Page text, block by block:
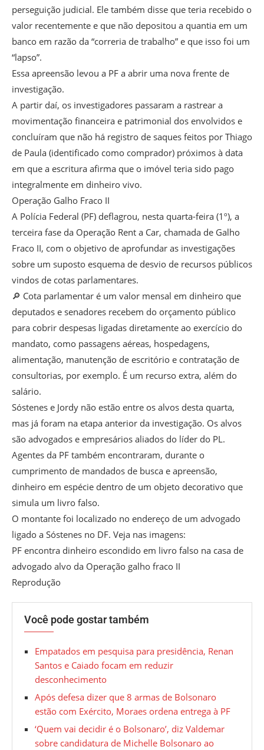
perseguição judicial. Ele também disse que teria recebido o
valor recentemente e que não depositou a quantia em um
banco em razão da “correria de trabalho” e que isso foi um
“lapso”.
Essa apreensão levou a PF a abrir uma nova frente de
investigação.
A partir daí, os investigadores passaram a rastrear a
movimentação financeira e patrimonial dos envolvidos e
concluíram que não há registro de saques feitos por Thiago
de Paula (identificado como comprador) próximos à data
em que a escritura afirma que o imóvel teria sido pago
integralmente em dinheiro vivo.
Operação Galho Fraco II
A Polícia Federal (PF) deflagrou, nesta quarta-feira (1º), a
terceira fase da Operação Rent a Car, chamada de Galho
Fraco II, com o objetivo de aprofundar as investigações
sobre um suposto esquema de desvio de recursos públicos
vindos de cotas parlamentares.
🔎 Cota parlamentar é um valor mensal em dinheiro que
deputados e senadores recebem do orçamento público
para cobrir despesas ligadas diretamente ao exercício do
mandato, como passagens aéreas, hospedagens,
alimentação, manutenção de escritório e contratação de
consultorias, por exemplo. É um recurso extra, além do
salário.
Sóstenes e Jordy não estão entre os alvos desta quarta,
mas já foram na etapa anterior da investigação. Os alvos
são advogados e empresários aliados do líder do PL.
Agentes da PF também encontraram, durante o
cumprimento de mandados de busca e apreensão,
dinheiro em espécie dentro de um objeto decorativo que
simula um livro falso.
O montante foi localizado no endereço de um advogado
ligado a Sóstenes no DF. Veja nas imagens:
PF encontra dinheiro escondido em livro falso na casa de
advogado alvo da Operação galho fraco II
Reprodução
Você pode gostar também
Empatados em pesquisa para presidência, Renan
Santos e Caiado focam em reduzir
desconhecimento
Após defesa dizer que 8 armas de Bolsonaro
estão com Exército, Moraes ordena entrega à PF
‘Quem vai decidir é o Bolsonaro’, diz Valdemar
sobre candidatura de Michelle Bolsonaro ao